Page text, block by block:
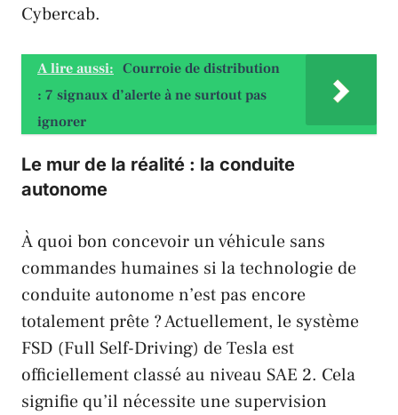
Cybercab.
A lire aussi: Courroie de distribution
: 7 signaux d’alerte à ne surtout pas
ignorer
Le mur de la réalité : la conduite
autonome
À quoi bon concevoir un véhicule sans
commandes humaines si la technologie de
conduite autonome n’est pas encore
totalement prête ? Actuellement, le système
FSD (Full Self-Driving) deTesla est
officiellement classé au niveau SAE 2. Cela
signifie qu’il nécessite une supervision